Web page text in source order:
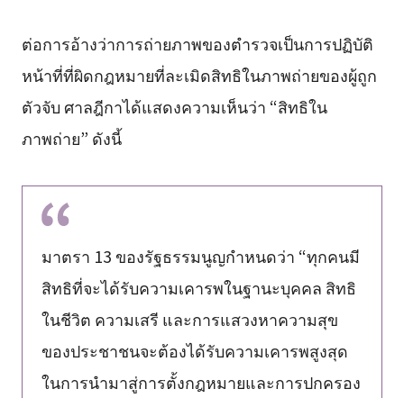
ต่อการอ้างว่าการถ่ายภาพของตำรวจเป็นการปฏิบัติ
หน้าที่ที่ผิดกฎหมายที่ละเมิดสิทธิในภาพถ่ายของผู้ถูก
ตัวจับ ศาลฎีกาได้แสดงความเห็นว่า “สิทธิใน
ภาพถ่าย” ดังนี้
มาตรา 13 ของรัฐธรรมนูญกำหนดว่า “ทุกคนมี
สิทธิที่จะได้รับความเคารพในฐานะบุคคล สิทธิ
ในชีวิต ความเสรี และการแสวงหาความสุข
ของประชาชนจะต้องได้รับความเคารพสูงสุด
ในการนำมาสู่การตั้งกฎหมายและการปกครอง